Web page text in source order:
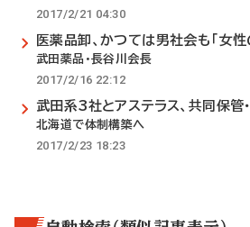
2017/2/21 04:30
医薬品卸、かつては男社会も「女性
武田薬品・長谷川会長
2017/2/16 22:12
武田系3社とアステラス、共同保管
北海道で体制構築へ
2017/2/23 18:23